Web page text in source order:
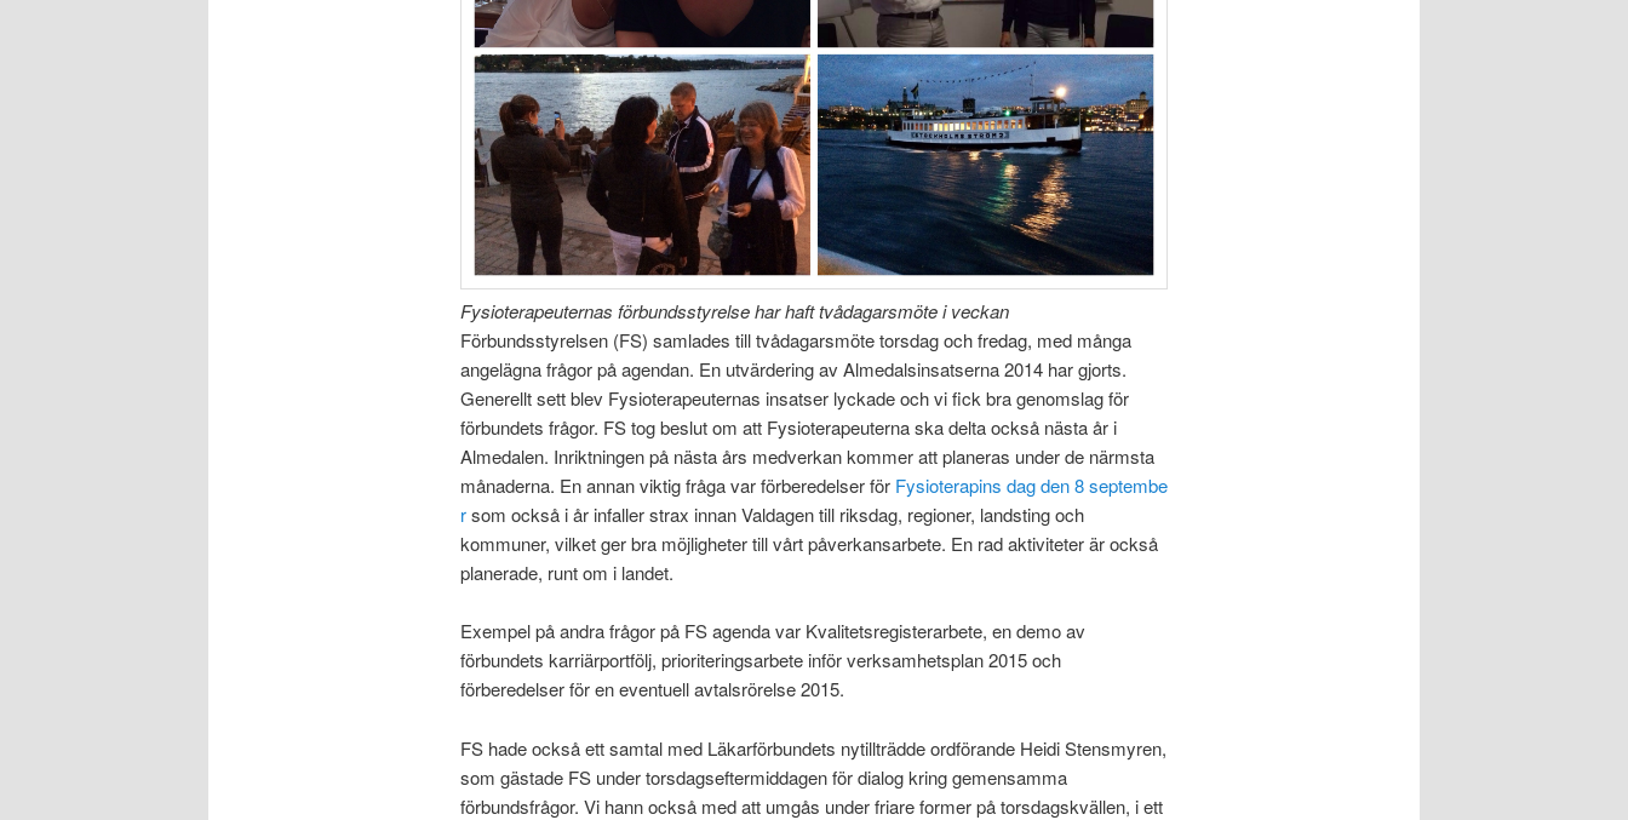
Fysioterapeuternas förbundsstyrelse har haft tvådagarsmöte i veckan
Förbundsstyrelsen (FS) samlades till tvådagarsmöte torsdag och fredag, med många
angelägna frågor på agendan. En utvärdering av Almedalsinsatserna 2014 har gjorts.
Generellt sett blev Fysioterapeuternas insatser lyckade och vi fick bra genomslag för
förbundets frågor. FS tog beslut om att Fysioterapeuterna ska delta också nästa år i
Almedalen. Inriktningen på nästa års medverkan kommer att planeras under de närmsta
månaderna. En annan viktig fråga var förberedelser för Fysioterapins dag den 8 septembe
rsom också i år infaller strax innan Valdagen till riksdag, regioner, landsting och
kommuner, vilket ger bra möjligheter till vårt påverkansarbete. En rad aktiviteter är också
planerade, runt om i landet.
Exempel på andra frågor på FS agenda var Kvalitetsregisterarbete, en demo av
förbundets karriärportfölj, prioriteringsarbete inför verksamhetsplan 2015 och
förberedelser för en eventuell avtalsrörelse 2015.
FS hade också ett samtal med Läkarförbundets nytillträdde ordförande Heidi Stensmyren,
som gästade FS under torsdagseftermiddagen för dialog kring gemensamma
förbundsfrågor. Vi hann också med att umgås under friare former på torsdagskvällen, i ett